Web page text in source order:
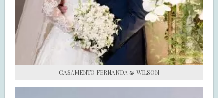
CASAMENTO FERNANDA & WILSON